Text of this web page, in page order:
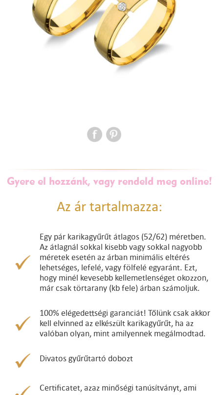
Gyere el hozzánk, vagy rendeld meg online!
Az ár tartalmazza:
Egy pár karikagyűrűt átlagos (52/62) méretben.
Az átlagnál sokkal kisebb vagy sokkal nagyobb
méretek esetén az árban minimális eltérés
lehetséges, lefelé, vagy fölfelé egyaránt. Ezt,
hogy minél kevesebb kellemetlenséget okozzon,
már csak törtarany (kb fele) árban számoljuk.
100% elégedettségi garanciát! Tőlünk csak akkor
kell elvinned az elkészült karikagyűrűt, ha az
valóban olyan, mint amilyennek megálmodtad.
Divatos gyűrűtartó dobozt
Certificatet, azaz minőségi tanúsítványt, ami